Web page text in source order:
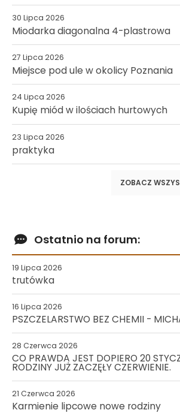
30 Lipca 2026
Miodarka diagonalna 4-plastrowa
27 Lipca 2026
Miejsce pod ule w okolicy Poznania
24 Lipca 2026
Kupię miód w ilościach hurtowych
23 Lipca 2026
praktyka
ZOBACZ
Ostatnio na forum:
19 Lipca 2026
trutówka
16 Lipca 2026
PSZCZELARSTWO BEZ CHEMII -
28 Czerwca 2026
CO PRAWDA JEST DOPIERO 20
RODZINY JUŻ ZACZĘŁY CZERWIENIE.
21 Czerwca 2026
Karmienie lipcowe nowe rodziny